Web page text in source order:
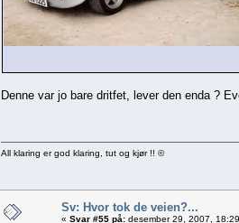
Denne var jo bare dritfet, lever den enda ?
All klaring er god klaring, tut og kjør !! ©
Sv: Hvor tok de veien?...
« Svar #55 på: desember 29, 2007,